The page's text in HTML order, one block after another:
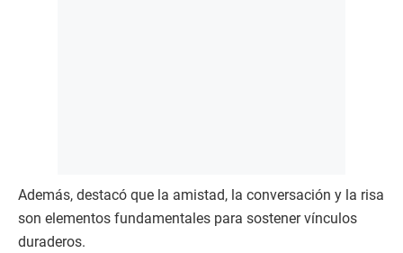
Además, destacó que la amistad, la conversación y la risa
son elementos fundamentales para sostener vínculos
duraderos.